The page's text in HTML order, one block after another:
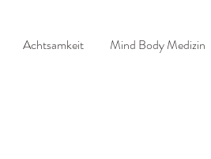
Achtsamkeit Mind Body Medizin